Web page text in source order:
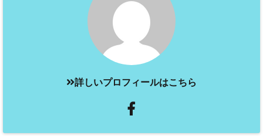
詳しいプロフィールはこちら